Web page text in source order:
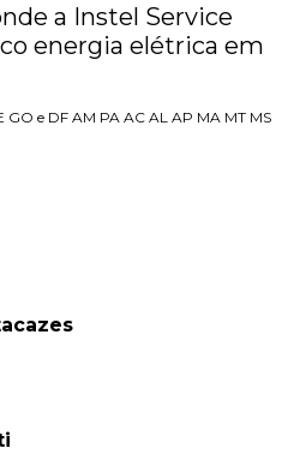
a Instel Service
energia elétrica em
GO e DF AM PA AC AL AP MA MT MS